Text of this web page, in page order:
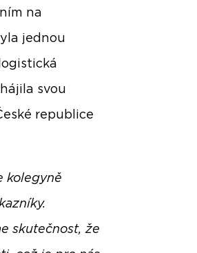
na
jednou
svou
republice
kolegyně
skutečnost, že